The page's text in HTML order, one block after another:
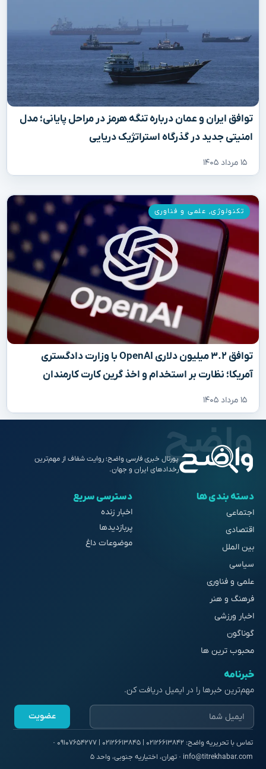
توافق ایران و عمان درباره تنگه هرمز در مراحل پایانی؛ مدل
امنیتی جدید در گذرگاه استراتژیک دریایی
۱۵ مرداد ۱۴۰۵
توافق ۳.۲ میلیون دلاری OpenAI با وزارت دادگستری
آمریکا؛ نظارت بر استخدام و اخذ گرین کارت کارمندان
۱۵ مرداد ۱۴۰۵
تکنولوژی, علمی و فناوری
پورتال خبری فارسی واضح؛ روایت شفاف از مهم‌ترین
رخدادهای ایران و جهان.
دسته بندی ها
اجتماعی
اقتصادی
بین الملل
سیاسی
علمی و فناوری
فرهنگ و هنر
اخبار ورزشی
گوناگون
محبوب ترین ها
دسترسی سریع
اخبار زنده
پربازدیدها
موضوعات داغ
خبرنامه
مهم‌ترین خبرها را در ایمیل دریافت کن.
عضویت